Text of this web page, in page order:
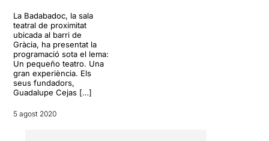
La Badabadoc, la sala
teatral de proximitat
ubicada al barri de
Gràcia, ha presentat la
programació sota el lema:
Un pequeño teatro. Una
gran experiència. Els
seus fundadors,
Guadalupe Cejas […]
5 agost 2020